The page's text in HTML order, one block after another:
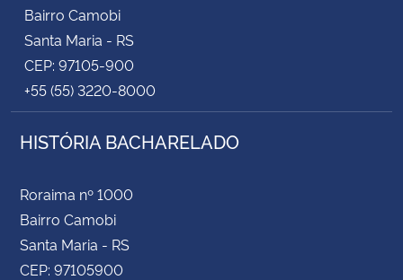
Bairro Camobi
Santa Maria - RS
CEP: 97105-900
+55 (55) 3220-8000
HISTÓRIA BACHARELADO
Roraima nº 1000
Bairro Camobi
Santa Maria - RS
CEP: 97105900